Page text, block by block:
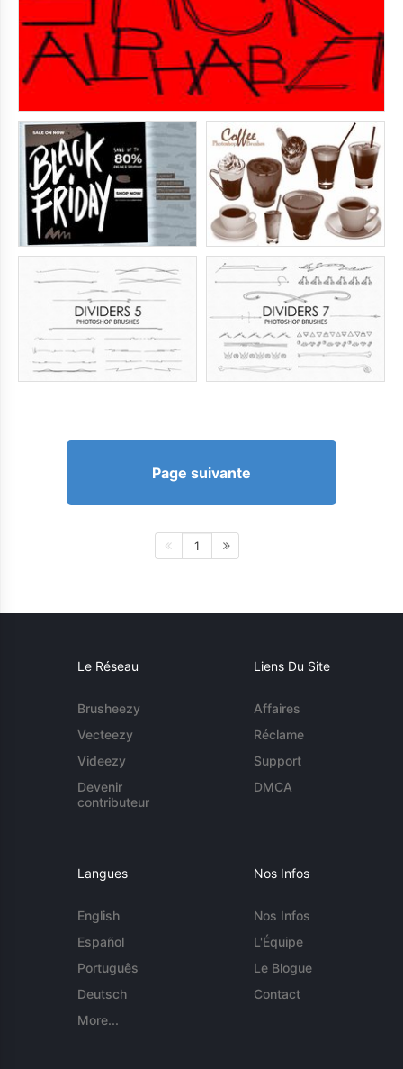
Page suivante
1
Le Réseau
Brusheezy
Vecteezy
Videezy
Devenir
contributeur
Liens Du Site
Affaires
Réclame
Support
DMCA
Langues
English
Español
Português
Deutsch
More...
Nos Infos
Nos Infos
L'Équipe
Le Blogue
Contact